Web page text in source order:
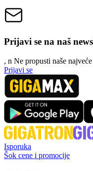
Prijavi se na naš
, n Ne propusti naše
Prijavi se
Isporuka
Šok cene i promocije